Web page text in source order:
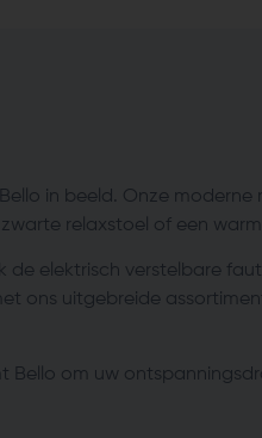
in beeld. Onze
relaxstoel of een
elektrisch verstelbare
ons uitgebreide
om uw